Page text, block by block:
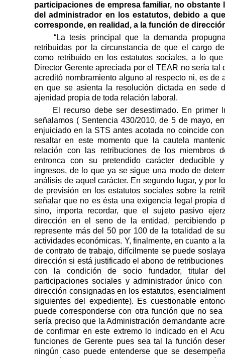
participaciones de empresa familiar, no
del administrador en los estatutos, debido a
corresponde, en realidad, a la función de
“La tesis principal que la demanda
retribuidas por la circunstancia de que el cargo
como retribuido en los estatutos sociales, a lo
Director Gerente apreciada por el TEAR no sería tal
acreditó nombramiento alguno al respecto ni, es de
en que se asienta la resolución dictada en sede
ajenidad propia de toda relación laboral.
El recurso debe ser desestimado. En primer
señalamos ( Sentencia 430/2010, de 5 de mayo,
enjuiciado en la STS antes acotada no coincide
resaltar en este momento que la cautela
relación con las retribuciones de los miembros
entronca con su pretendido carácter deducible
ingresos, de lo que ya se sigue una modo de
análisis de aquel carácter. En segundo lugar, y por
de previsión en los estatutos sociales sobre la
señalar que no es ésta una exigencia legal propia
sino, importa recordar, que el sujeto pasivo
dirección en el seno de la entidad, percibiendo
represente más del 50 por 100 de la totalidad de
actividades económicas. Y, finalmente, en cuanto a
de contrato de trabajo, difícilmente se puede
dirección si está justificado el abono de
con la condición de socio fundador, titular
participaciones sociales y administrador único
dirección consignadas en los estatutos,
siguientes del expediente). Es cuestionable
puede corresponderse con otra función que no
sería preciso que la Administración demandante
de confirmar en este extremo lo indicado en el
funciones de Gerente pues sea tal la función
ningún caso puede entenderse que se